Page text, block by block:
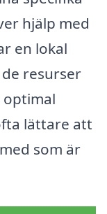
hjälp med
en lokal
resurser
optimal
lättare att
som är